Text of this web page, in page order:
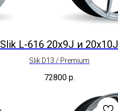
Slik L-616 20x9J и 20x10J
Slik D13 / Premium
72800 р.